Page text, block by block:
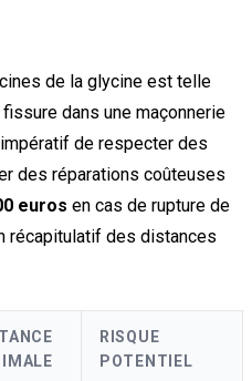
de la glycine est telle
dans une maçonnerie
de respecter des
des réparations coûteuses
euros en cas de rupture de
récapitulatif des distances
RISQUE
POTENTIEL